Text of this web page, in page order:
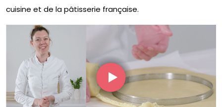
cuisine et de la pâtisserie française.